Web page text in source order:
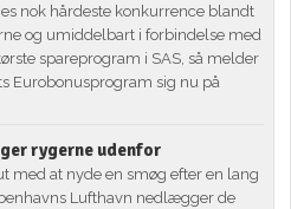
nok hårdeste konkurrence blandt
og umiddelbart i forbindelse med
spareprogram i SAS, så melder
Eurobonusprogram sig nu på
rygerne udenfor
med at nyde en smøg efter en lang
Lufthavn nedlægger de